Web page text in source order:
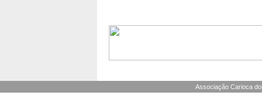
Associação Carioca